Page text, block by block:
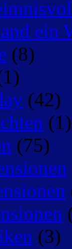
ein
(8)
(42)
(1)
(75)
(3)